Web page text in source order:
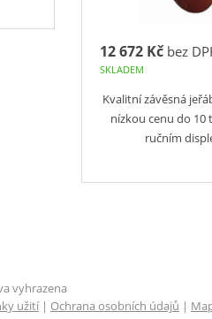
12 672 Kč bez
SKLADEM
Kvalitní závěsná
nízkou cenu do
ručním
vyhrazena
užití| Ochrana osobních údajů |